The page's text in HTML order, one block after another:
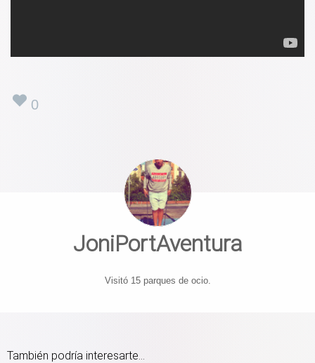
0
JoniPortAventura
Visitó 15 parques de ocio.
También podría interesarte...